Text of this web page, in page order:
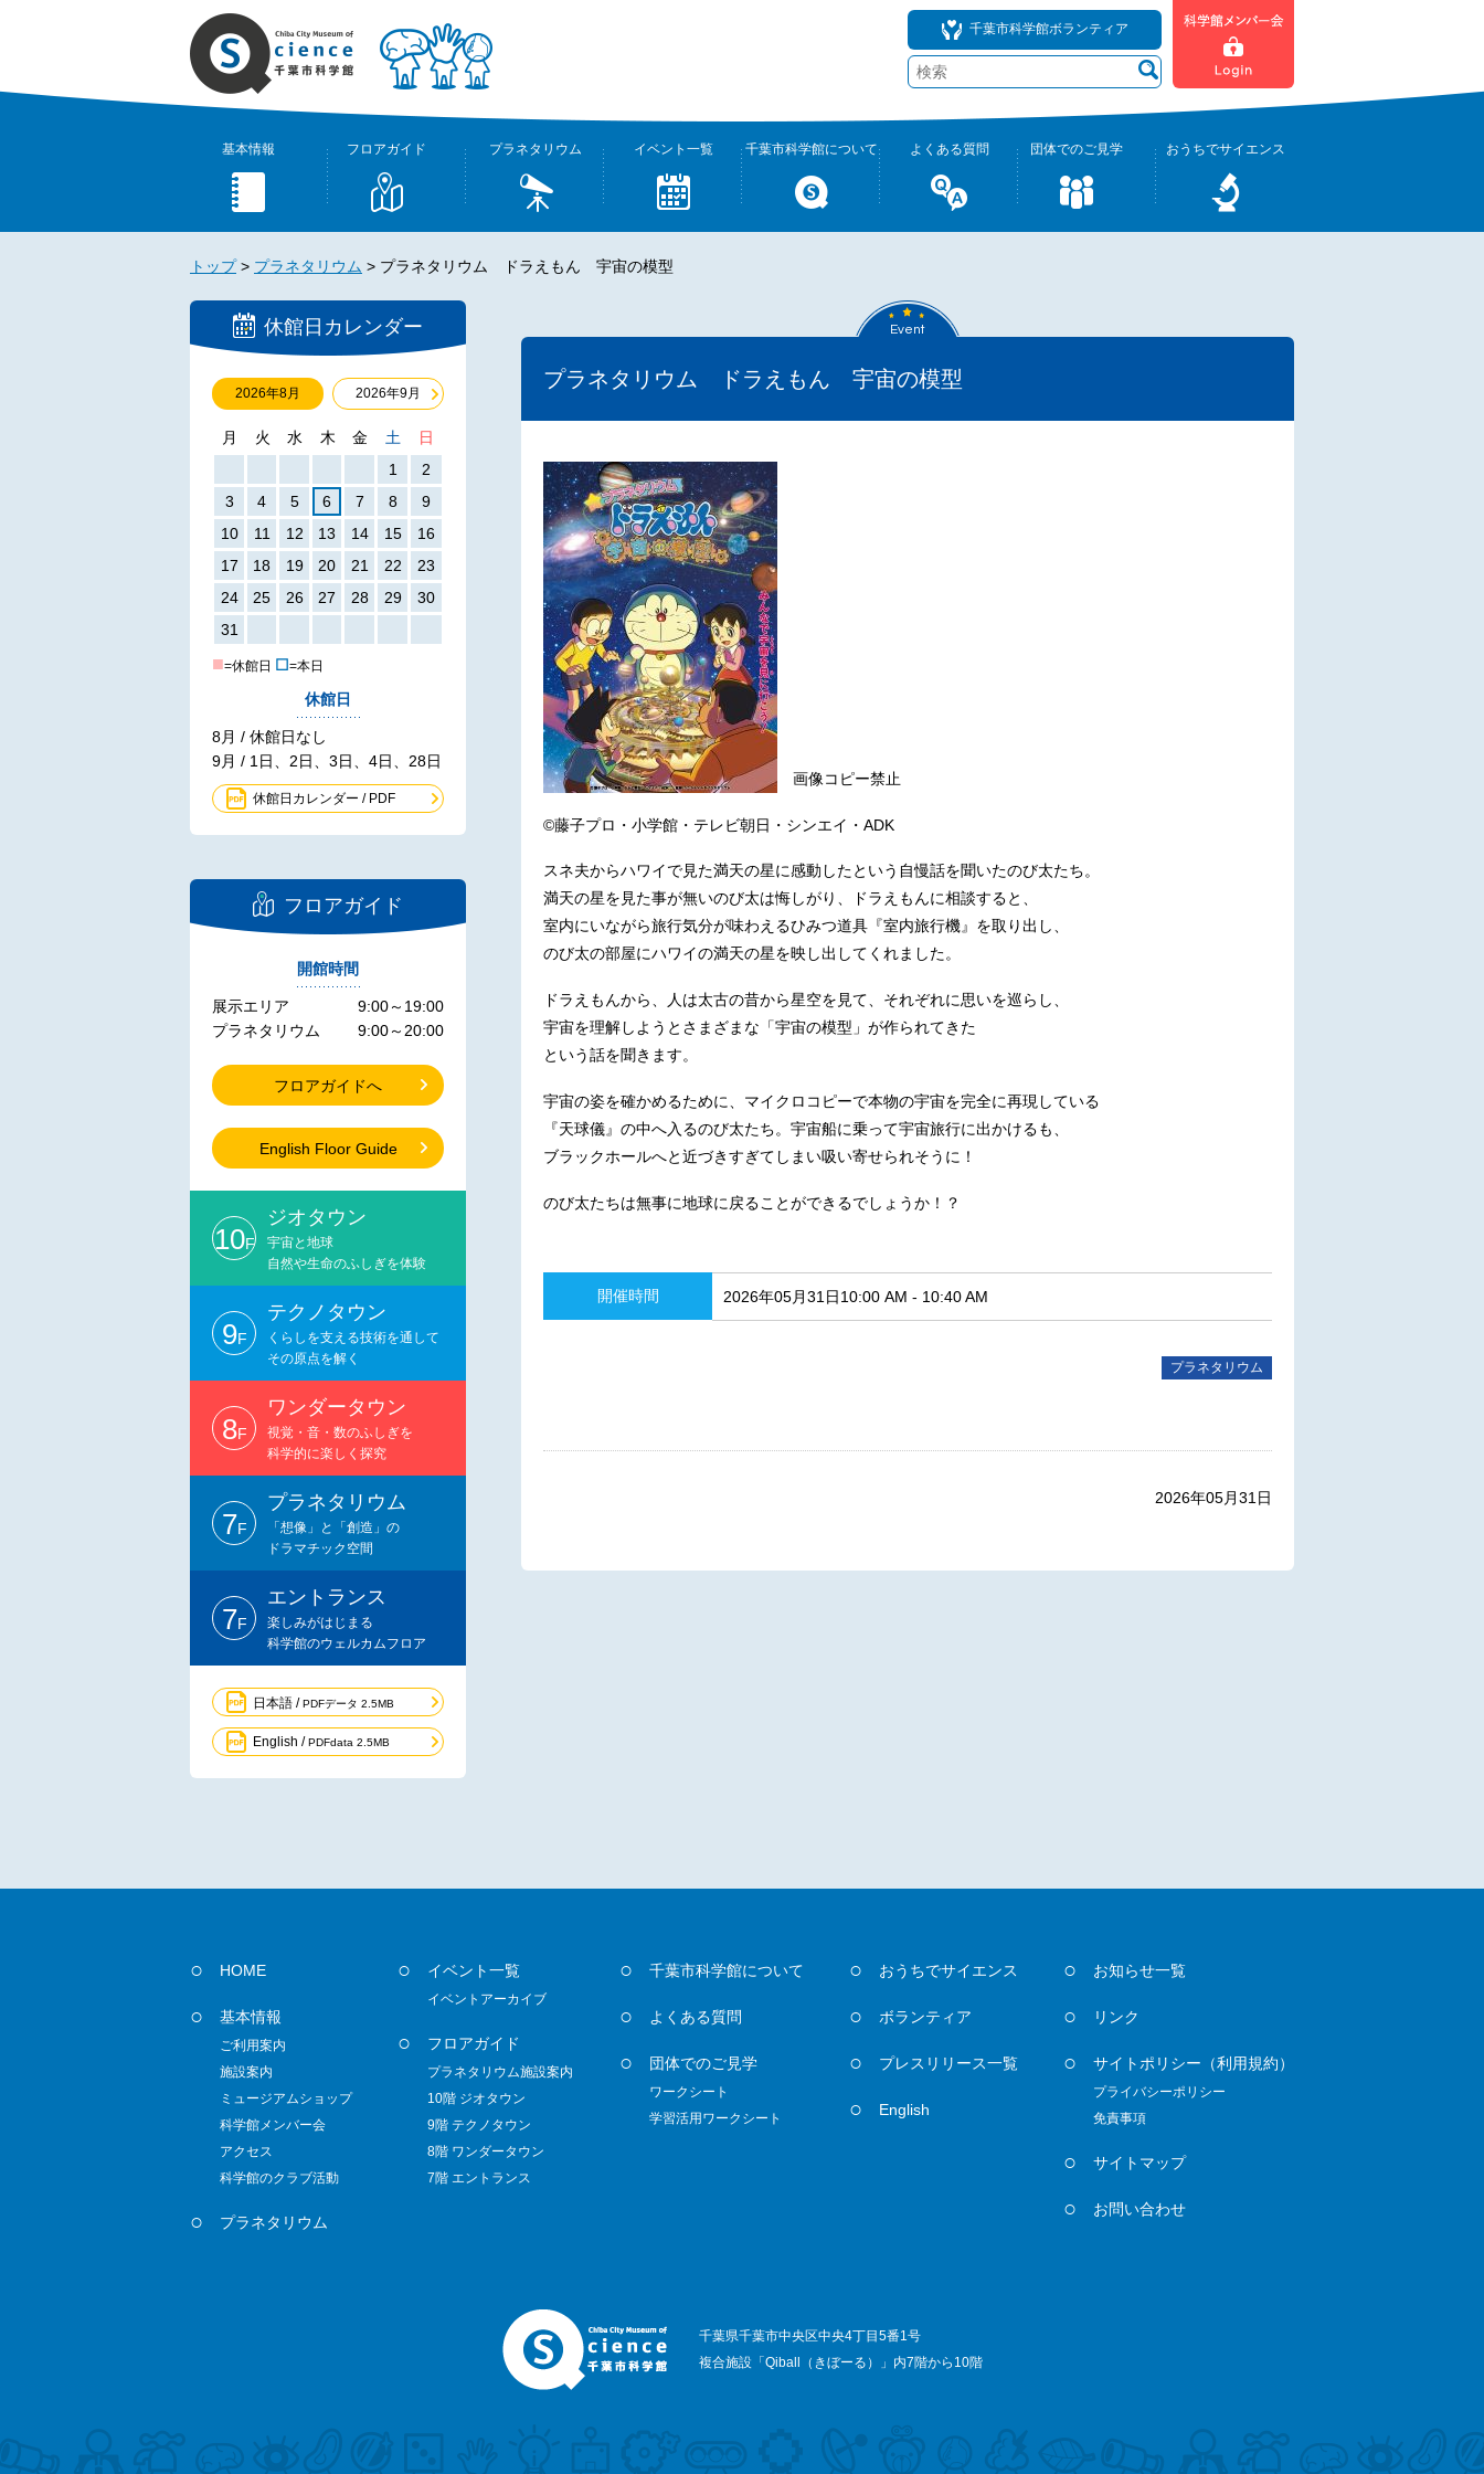
千葉市科学館ボランティア
基本情報 フロアガイド プラネタリウム イベント一覧 千葉市科学館について よくある質問 団体でのご見学 おうちでサイエンス
トップ> プラネタリウム > プラネタリウム ドラえもん 宇宙の模型
休館日カレンダー
2026年8月 2026年9月
月 火 水 木 金 土
日
1
2
3
4 5 6 7 8
9
10
11 12 13 14 15
16
17
18 19 20 21 22
23
24
25 26 27 28 29
30
31
■=休館日 ☐=本日
休館日
8月 / 休館日なし
9月 / 1日、2日、3日、4日、28日
休館日カレンダー / PDF
フロアガイド
開館時間
展示エリア
プラネタリウム
9:00～19:00
9:00～20:00
フロアガイドへ
English Floor Guide
10F
ジオタウン
宇宙と地球
自然や生命のふしぎを体験
9F
テクノタウン
くらしを支える技術を通して
その原点を解く
8F
ワンダータウン
視覚・音・数のふしぎを
科学的に楽しく探究
7F
プラネタリウム
「想像」と「創造」の
ドラマチック空間
7F
エントランス
楽しみがはじまる
科学館のウェルカムフロア
日本語 /PDFデータ 2.5MB
English /PDFdata 2.5MB
Event
プラネタリウム ドラえもん 宇宙の模型
画像コピー禁止
©藤子プロ・小学館・テレビ朝日・シンエイ・ADK
スネ夫からハワイで見た満天の星に感動したという自慢話を聞いたのび太たち。
満天の星を見た事が無いのび太は悔しがり、ドラえもんに相談すると、
室内にいながら旅行気分が味わえるひみつ道具『室内旅行機』を取り出し、
のび太の部屋にハワイの満天の星を映し出してくれました。
ドラえもんから、人は太古の昔から星空を見て、それぞれに思いを巡らし、
宇宙を理解しようとさまざまな「宇宙の模型」が作られてきた
という話を聞きます。
宇宙の姿を確かめるために、マイクロコピーで本物の宇宙を完全に再現している
『天球儀』の中へ入るのび太たち。宇宙船に乗って宇宙旅行に出かけるも、
ブラックホールへと近づきすぎてしまい吸い寄せられそうに！
のび太たちは無事に地球に戻ることができるでしょうか！？
開催時間 2026年05月31日10:00 AM - 10:40 AM
プラネタリウム
2026年05月31日
HOME
基本情報
ご利用案内
施設案内
ミュージアムショップ
科学館メンバー会
アクセス
科学館のクラブ活動
プラネタリウム
イベント一覧
イベントアーカイブ
フロアガイド
プラネタリウム施設案内
10階 ジオタウン
9階 テクノタウン
8階 ワンダータウン
7階 エントランス
千葉市科学館について
よくある質問
団体でのご見学
ワークシート
学習活用ワークシート
おうちでサイエンス
ボランティア
プレスリリース一覧
English
お知らせ一覧
リンク
サイトポリシー （利用規約）
プライバシーポリシー
免責事項
サイトマップ
お問い合わせ
千葉県千葉市中央区中央4丁目5番1号
複合施設「Qiball（きぼーる）」内7階から10階